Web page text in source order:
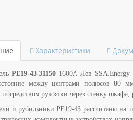
Характеристики
РЕ19-43-31150 1600А Лев SSA.Energy.
между центрами полюсов 80
рукоятки через стенку
и рубильники РЕ19-43 рассчитаны на